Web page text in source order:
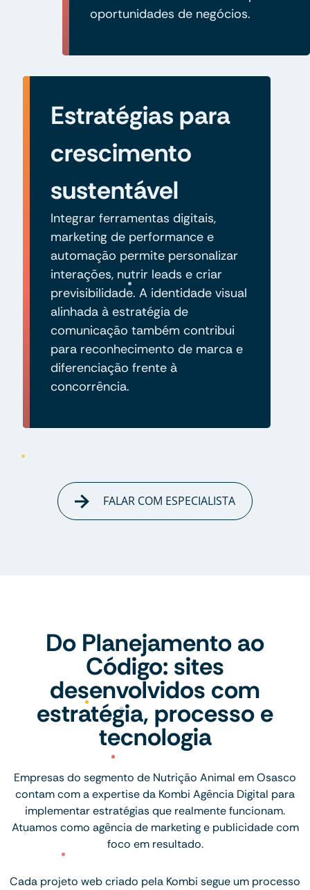
oportunidades de negócios.
Estratégias para
crescimento
sustentável
Integrar ferramentas digitais,
marketing de performance e
automação permite personalizar
interações, nutrir leads e criar
previsibilidade. A identidade visual
alinhada à estratégia de
comunicação também contribui
para reconhecimento de marca e
diferenciação frente à
concorrência.
FALAR COM ESPECIALISTA
Do Planejamento ao
Código: sites
desenvolvidos com
estratégia, processo e
tecnologia
Empresas do segmento de Nutrição Animal em Osasco
contam com a expertise da Kombi Agência Digital para
implementar estratégias que realmente funcionam.
Atuamos como agência de marketing e publicidade com
foco em resultado.
Cada projeto web criado pela Kombi segue um processo